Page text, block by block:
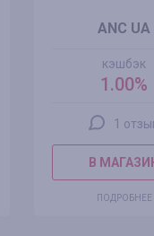
ANC UA
кэшбэк
1.00%
1
В
ПОДРОБНЕЕ